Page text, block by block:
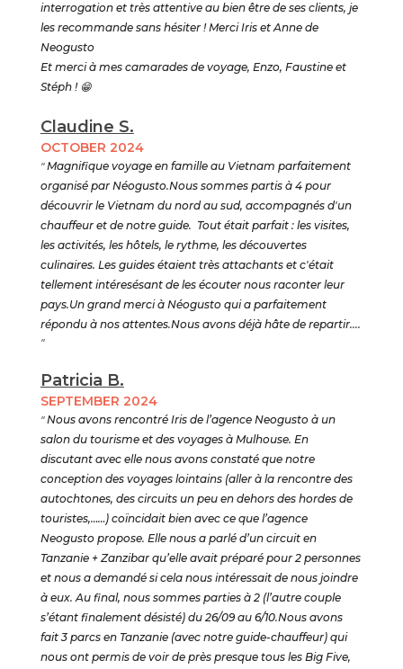
interrogation et très attentive au bien être de ses clients, je
les recommande sans hésiter ! Merci Iris et Anne de
Neogusto
Et merci à mes camarades de voyage, Enzo, Faustine et
Stéph ! 😁
Claudine S.
OCTOBER 2024
"Magnifique voyage en famille au Vietnam parfaitement
organisé par Néogusto.Nous sommes partis à 4 pour
découvrir le Vietnam du nord au sud, accompagnés d'un
chauffeur et de notre guide. Tout était parfait : les visites,
les activités, les hôtels, le rythme, les découvertes
culinaires. Les guides étaient très attachants et c'était
tellement intéresésant de les écouter nous raconter leur
pays.Un grand merci à Néogusto qui a parfaitement
répondu à nos attentes.Nous avons déjà hâte de repartir....
"
Patricia B.
SEPTEMBER 2024
"Nous avons rencontré Iris de l’agence Neogusto à un
salon du tourisme et des voyages à Mulhouse. En
discutant avec elle nous avons constaté que notre
conception des voyages lointains (aller à la rencontre des
autochtones, des circuits un peu en dehors des hordes de
touristes,……) coïncidait bien avec ce que l’agence
Neogusto propose. Elle nous a parlé d’un circuit en
Tanzanie + Zanzibar qu’elle avait préparé pour 2 personnes
et nous a demandé si cela nous intéressait de nous joindre
à eux. Au final, nous sommes parties à 2 (l’autre couple
s’étant finalement désisté) du 26/09 au 6/10.Nous avons
fait 3 parcs en Tanzanie (avec notre guide-chauffeur) qui
nous ont permis de voir de près presque tous les Big Five,